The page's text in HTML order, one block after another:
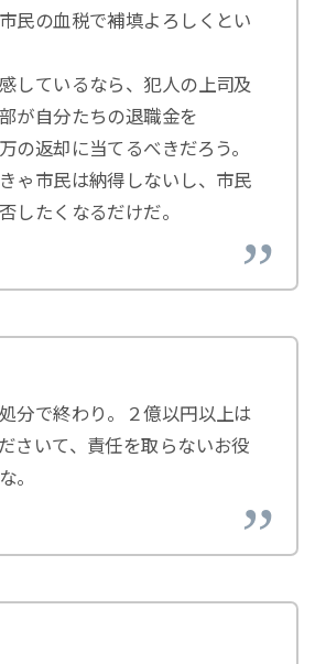
民の血税で補填よろしくとい
しているなら、犯人の上司及
が自分たちの退職金を
の返却に当てるべきだろう。
ゃ市民は納得しないし、市民
したくなるだけだ。
分で終わり。２億以円以上は
さいて、責任を取らないお役
。